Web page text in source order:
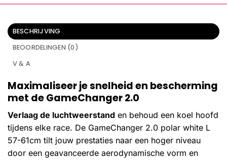
BESCHRIJVING
BEOORDELINGEN (0)
V & A
Maximaliseer je snelheid en bescherming
met de GameChanger 2.0
Verlaag de luchtweerstand en behoud een koel hoofd
tijdens elke race. De GameChanger 2.0 polar white L
57-61cm tilt jouw prestaties naar een hoger niveau
door een geavanceerde aerodynamische vorm en